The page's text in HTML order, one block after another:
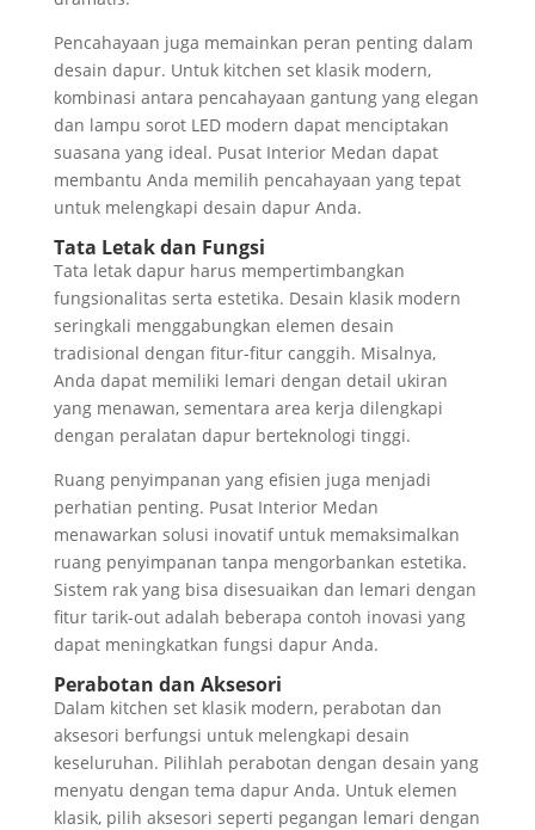
Pencahayaan juga memainkan peran penting dalam
desain dapur. Untuk kitchen set klasik modern,
kombinasi antara pencahayaan gantung yang elegan
dan lampu sorot LED modern dapat menciptakan
suasana yang ideal. Pusat Interior Medan dapat
membantu Anda memilih pencahayaan yang tepat
untuk melengkapi desain dapur Anda.
Tata Letak dan Fungsi
Tata letak dapur harus mempertimbangkan
fungsionalitas serta estetika. Desain klasik modern
seringkali menggabungkan elemen desain
tradisional dengan fitur-fitur canggih. Misalnya,
Anda dapat memiliki lemari dengan detail ukiran
yang menawan, sementara area kerja dilengkapi
dengan peralatan dapur berteknologi tinggi.
Ruang penyimpanan yang efisien juga menjadi
perhatian penting. Pusat Interior Medan
menawarkan solusi inovatif untuk memaksimalkan
ruang penyimpanan tanpa mengorbankan estetika.
Sistem rak yang bisa disesuaikan dan lemari dengan
fitur tarik-out adalah beberapa contoh inovasi yang
dapat meningkatkan fungsi dapur Anda.
Perabotan dan Aksesori
Dalam kitchen set klasik modern, perabotan dan
aksesori berfungsi untuk melengkapi desain
keseluruhan. Pilihlah perabotan dengan desain yang
menyatu dengan tema dapur Anda. Untuk elemen
klasik, pilih aksesori seperti pegangan lemari dengan